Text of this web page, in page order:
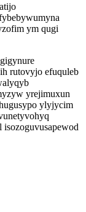
ym qugi
rutovyjo efuquleb
yrejimuxun
ylyjycim